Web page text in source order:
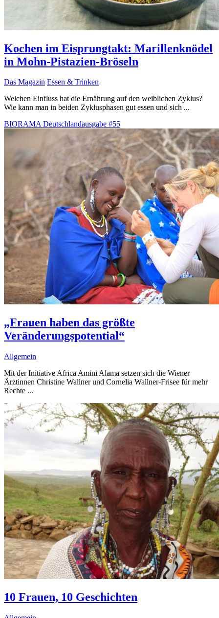
Kochen im Eisprungtakt: Marillenknödel
in Mohn-Pistazien-Bröseln
Das Magazin Essen & Trinken
Welchen Einfluss hat die Ernährung auf den weiblichen Zyklus?
Wie kann man in beiden Zyklusphasen gut essen und sich ...
BIORAMA Deutschlandausgabe #55
„Frauen haben das größte
Veränderungspotential“
Allgemein
Mit der Initiative Africa Amini Alama setzen sich die Wiener
Ärztinnen Christine Wallner und Cornelia Wallner-Frisee für mehr
Rechte ...
10 Frauen, 10 Geschichten